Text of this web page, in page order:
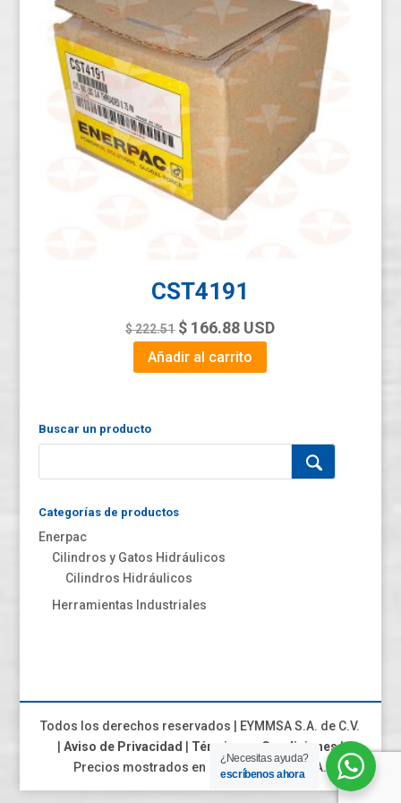
CST4191
$222.51 Original
price
$ 166.88Current
price
USD
Añadir al carrito
Buscar un producto
Categorías de productos
Enerpac
Cilindros y Gatos Hidráulicos
Cilindros Hidráulicos
Herramientas Industriales
Todos los derechos reservados | EYMMSA S.A. de C.V.
Aviso de Privacidad Términos y Condiciones|
Precios mostrados en el sitio son más IVA.
¿Necesitas ayuda?
escríbenos ahora